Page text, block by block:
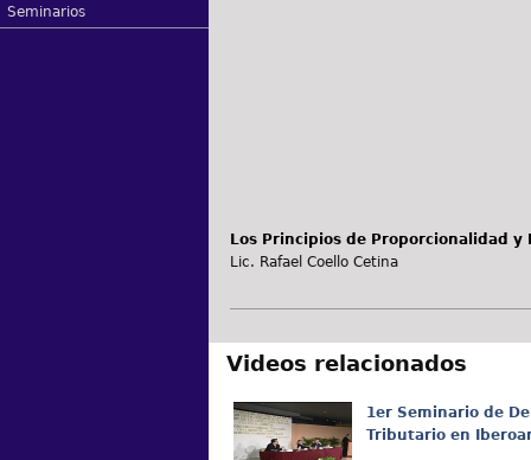
Seminarios
Los Principios de Proporcionalidad y
Lic. Rafael Coello Cetina
Videos relacionados
1er Seminario de
Tributario en